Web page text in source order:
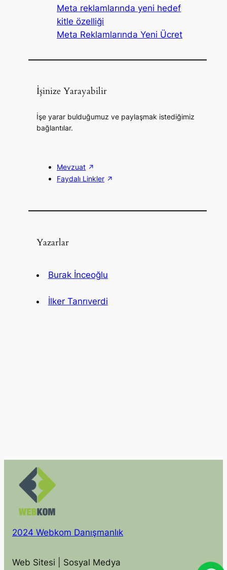
Meta reklamlarında yeni hedef
kitle özelliği
Meta Reklamlarında Yeni Ücret
İşinize Yarayabilir
İşe yarar bulduğumuz ve paylaşmak istediğimiz
bağlantılar.
Mevzuat
Faydalı Linkler
Yazarlar
Burak İnceoğlu
İlker Tanrıverdi
2024 Webkom Danışmanlık
Web Sitesi | Sosyal Medya